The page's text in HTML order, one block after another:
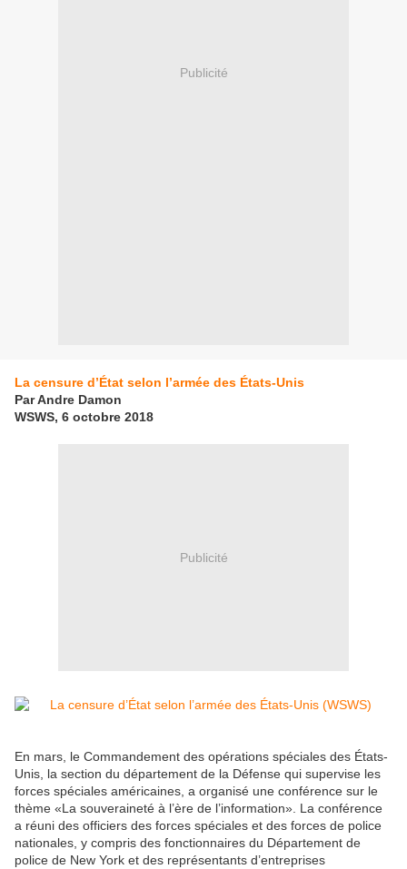
Publicité
La censure d’État selon l’armée des États-Unis
Par Andre Damon
WSWS, 6 octobre 2018
Publicité
En mars, le Commandement des opérations spéciales des États-
Unis, la section du département de la Défense qui supervise les
forces spéciales américaines, a organisé une conférence sur le
thème «La souveraineté à l’ère de l’information». La conférence
a réuni des officiers des forces spéciales et des forces de police
nationales, y compris des fonctionnaires du Département de
police de New York et des représentants d’entreprises